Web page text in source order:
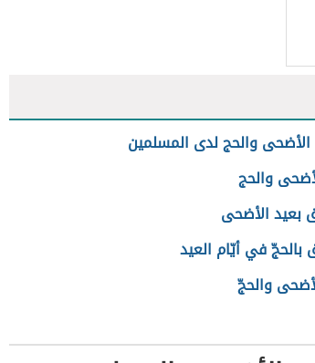
والحج لدى المسلمين
والحج
بعيد الأضحى
بالحجّ في أيّام العيد
والحجّ